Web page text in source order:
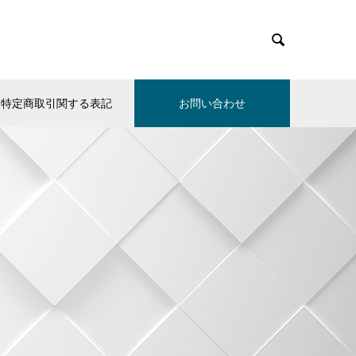

特定商取引関する表記 お問い合わせ